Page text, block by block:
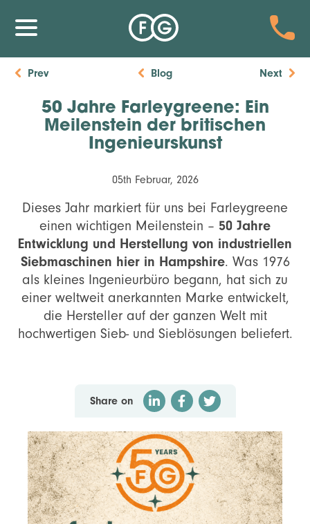
Prev Blog Next
50 Jahre Farleygreene: Ein
Meilenstein der britischen
Ingenieurskunst
05th Februar, 2026
Dieses Jahr markiert für uns bei Farleygreene
einen wichtigen Meilenstein – 50 Jahre
Entwicklung und Herstellung von industriellen
Siebmaschinen hier in Hampshire. Was 1976
als kleines Ingenieurbüro begann, hat sich zu
einer weltweit anerkannten Marke entwickelt,
die Hersteller auf der ganzen Welt mit
hochwertigen Sieb- und Sieblösungen beliefert.
Share on